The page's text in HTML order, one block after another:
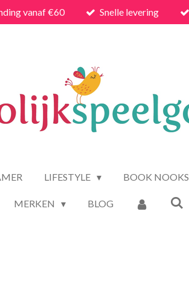
vanaf €60 Snelle levering
LIFESTYLE BOOK NOOKS
MERKEN BLOG